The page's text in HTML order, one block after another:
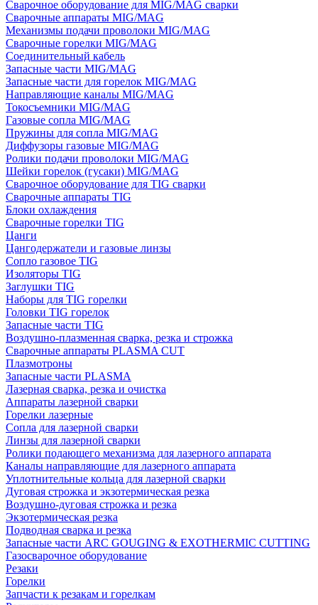
Сварочное оборудование для MIG/MAG сварки
Сварочные аппараты MIG/MAG
Механизмы подачи проволоки MIG/MAG
Сварочные горелки MIG/MAG
Соединительный кабель
Запасные части MIG/MAG
Запасные части для горелок MIG/MAG
Направляющие каналы MIG/MAG
Токосъемники MIG/MAG
Газовые сопла MIG/MAG
Пружины для сопла MIG/MAG
Диффузоры газовые MIG/MAG
Ролики подачи проволоки MIG/MAG
Шейки горелок (гусаки) MIG/MAG
Сварочное оборудование для TIG сварки
Сварочные аппараты TIG
Блоки охлаждения
Сварочные горелки TIG
Цанги
Цангодержатели и газовые линзы
Сопло газовое TIG
Изоляторы TIG
Заглушки TIG
Наборы для TIG горелки
Головки TIG горелок
Запасные части TIG
Воздушно-плазменная сварка, резка и строжка
Сварочные аппараты PLASMA CUT
Плазмотроны
Запасные части PLASMA
Лазерная сварка, резка и очистка
Аппараты лазерной сварки
Горелки лазерные
Сопла для лазерной сварки
Линзы для лазерной сварки
Ролики подающего механизма для лазерного аппарата
Каналы направляющие для лазерного аппарата
Уплотнительные кольца для лазерной сварки
Дуговая строжка и экзотермическая резка
Воздушно-дуговая строжка и резка
Экзотермическая резка
Подводная сварка и резка
Запасные части ARC GOUGING & EXOTHERMIC CUTTING
Газосварочное оборудование
Резаки
Горелки
Запчасти к резакам и горелкам